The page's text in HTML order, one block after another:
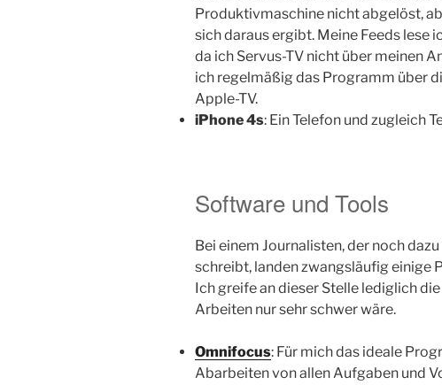
Produktivmaschine nicht abgelöst,
sich daraus ergibt. Meine Feeds lese
da ich Servus-TV nicht über meinen
ich regelmäßig das Programm über
Apple-TV.
iPhone 4s: Ein Telefon und zugleich
Software und Tools
Bei einem Journalisten, der noch
schreibt, landen zwangsläufig einige
Ich greife an dieser Stelle lediglich
Arbeiten nur sehr schwer wäre.
Omnifocus: Für mich das ideale
Abarbeiten von allen Aufgaben und